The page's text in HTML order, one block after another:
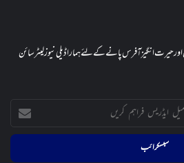
حیرت انگیز آفرس پانے کے لئے ہمارا ڈیلی نیوز لیٹر سائن